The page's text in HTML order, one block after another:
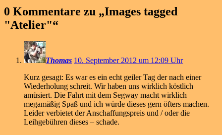
0 Kommentare zu „Images tagged
"Atelier"“
Thomas 10. September 2012 um 12:09 Uhr
Kurz gesagt: Es war es ein echt geiler Tag der nach einer
Wiederholung schreit. Wir haben uns wirklich köstlich
amüsiert. Die Fahrt mit dem Segway macht wirklich
megamäßig Spaß und ich würde dieses gern öfters machen.
Leider verbietet der Anschaffungspreis und / oder die
Leihgebühren dieses – schade.